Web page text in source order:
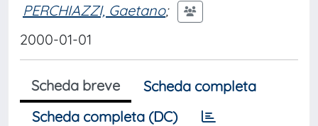
PERCHIAZZI, Gaetano;
2000-01-01
Scheda breve
Scheda completa
Scheda completa (DC)